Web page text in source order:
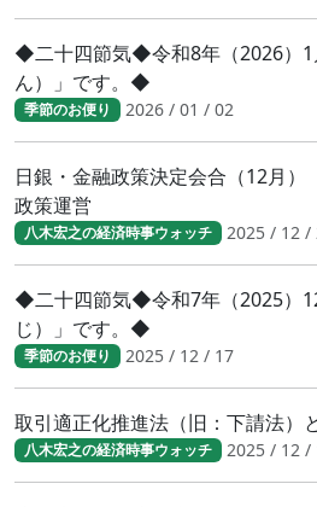
◆二十四節気◆令和8年（2026）1
ん）」です。◆
季節のお便り 2026 / 01 / 02
日銀・金融政策決定会合（12月
政策運営
八木宏之の経済時事ウォッチ 2025 / 12 /
◆二十四節気◆令和7年（2025）
じ）」です。◆
季節のお便り 2025 / 12 / 17
取引適正化推進法（旧：下請法）
八木宏之の経済時事ウォッチ 2025 / 12 /